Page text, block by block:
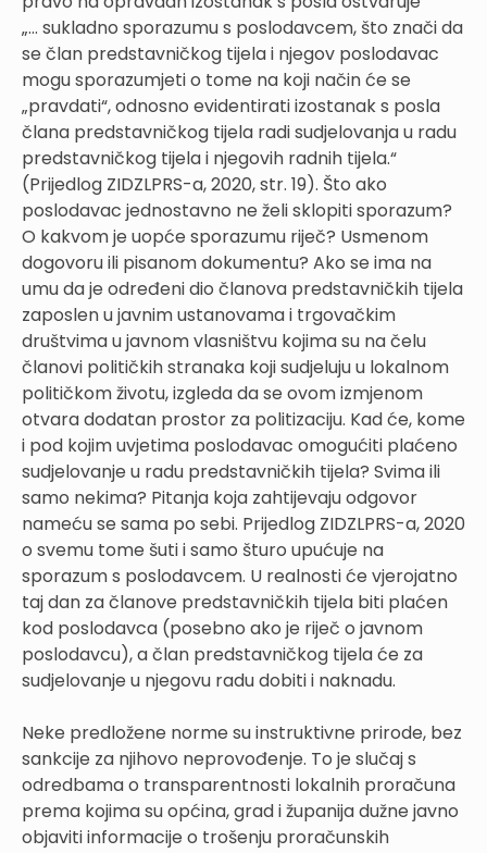
„… sukladno sporazumu s poslodavcem, što znači da
se član predstavničkog tijela i njegov poslodavac
mogu sporazumjeti o tome na koji način će se
„pravdati“, odnosno evidentirati izostanak s posla
člana predstavničkog tijela radi sudjelovanja u radu
predstavničkog tijela i njegovih radnih tijela.“
(Prijedlog ZIDZLPRS-a, 2020, str. 19). Što ako
poslodavac jednostavno ne želi sklopiti sporazum?
O kakvom je uopće sporazumu riječ? Usmenom
dogovoru ili pisanom dokumentu? Ako se ima na
umu da je određeni dio članova predstavničkih tijela
zaposlen u javnim ustanovama i trgovačkim
društvima u javnom vlasništvu kojima su na čelu
članovi političkih stranaka koji sudjeluju u lokalnom
političkom životu, izgleda da se ovom izmjenom
otvara dodatan prostor za politizaciju. Kad će, kome
i pod kojim uvjetima poslodavac omogućiti plaćeno
sudjelovanje u radu predstavničkih tijela? Svima ili
samo nekima? Pitanja koja zahtijevaju odgovor
nameću se sama po sebi. Prijedlog ZIDZLPRS-a, 2020
o svemu tome šuti i samo šturo upućuje na
sporazum s poslodavcem. U realnosti će vjerojatno
taj dan za članove predstavničkih tijela biti plaćen
kod poslodavca (posebno ako je riječ o javnom
poslodavcu), a član predstavničkog tijela će za
sudjelovanje u njegovu radu dobiti i naknadu.
Neke predložene norme su instruktivne prirode, bez
sankcije za njihovo neprovođenje. To je slučaj s
odredbama o transparentnosti lokalnih proračuna
prema kojima su općina, grad i županija dužne javno
objaviti informacije o trošenju proračunskih